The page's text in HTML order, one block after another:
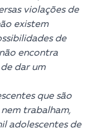
violações de
existem
de
encontra
dar um
que são
nem trabalham,
adolescentes de